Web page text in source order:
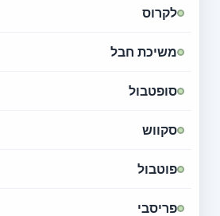
לקרוס
משיכת חבל
סופטבול
סקווש
פוטבול
פריסבי